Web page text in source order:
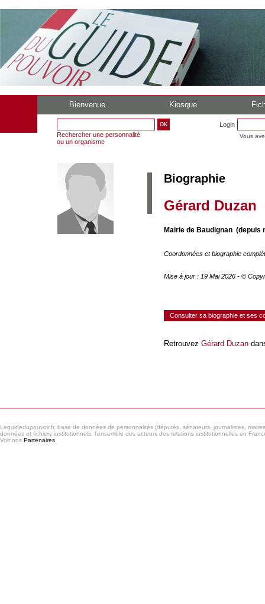
Bienvenue Kiosque
Rechercher une personnalité
ou un organisme
Login
Vous
Biographie
Gérard Duzan
Mairie de Baudignan (depuis
Coordonnées et biographie
Mise à jour : 19 Mai 2026 - ©
Consulter sa biographie et ses
Retrouvez Gérard Duzan
Leguidedupouvoir.fr, base de données de personnalités (députés, sénateurs, journalistes,
données et fichiers institutionnels, l'ensemble des acteurs des relations institutionnelles en
Voir nos Partenaires